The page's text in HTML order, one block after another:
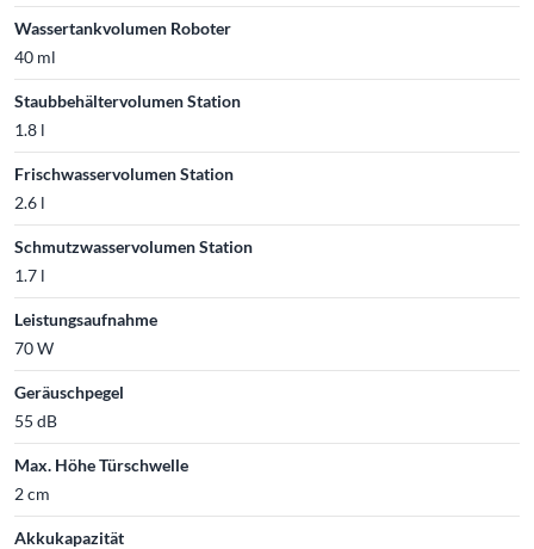
Wassertankvolumen Roboter
40 ml
Staubbehältervolumen Station
1.8 l
Frischwasservolumen Station
2.6 l
Schmutzwasservolumen Station
1.7 l
Leistungsaufnahme
70 W
Geräuschpegel
55 dB
Max. Höhe Türschwelle
2 cm
Akkukapazität